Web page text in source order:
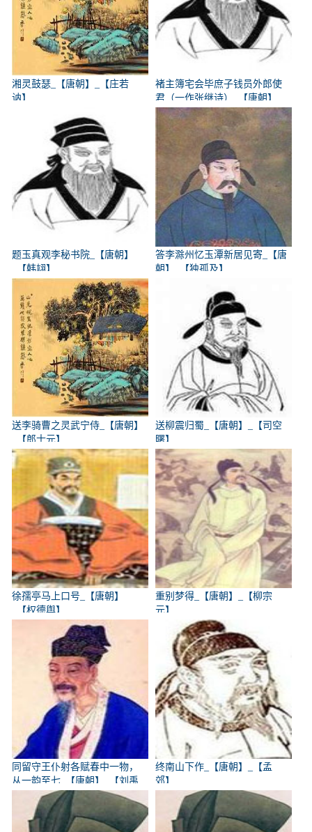
湘灵鼓瑟_【唐朝】_【庄若
讷】
褚主簿宅会毕庶子钱员外郎使
君（一作张继诗）_【唐朝】
_【韩翃】
题玉真观李秘书院_【唐朝】
_【韩翃】
答李滁州忆玉潭新居见寄_【唐
朝】_【独孤及】
送李骑曹之灵武宁侍_【唐朝】
_【郎士元】
送柳震归蜀_【唐朝】_【司空
曙】
徐孺亭马上口号_【唐朝】
_【权德舆】
重别梦得_【唐朝】_【柳宗
元】
同留守王仆射各赋春中一物，
从一韵至七_【唐朝】_【刘禹
终南山下作_【唐朝】_【孟
郊】